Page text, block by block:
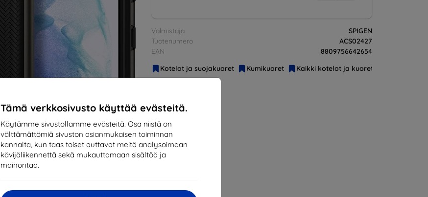
Tämä verkkosivusto käyttää evästeitä.
Käytämme sivustollamme evästeitä. Osa niistä on
välttämättömiä sivuston asianmukaisen toiminnan
kannalta, kun taas toiset auttavat meitä analysoimaan
kävijäliikennettä sekä mukauttamaan sisältöä ja
mainontaa.
Valmistaja
SPIGEN
Tuotenumero
ACS02427
EAN
8809756642654
Kotelot ja suojakuoret
Kumikuoret Kaikki kotelot ja kuoret